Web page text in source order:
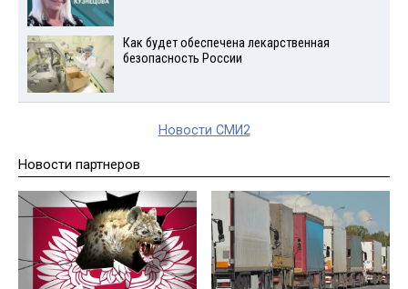
Как будет обеспечена лекарственная
безопасность России
Новости СМИ2
Новости партнеров